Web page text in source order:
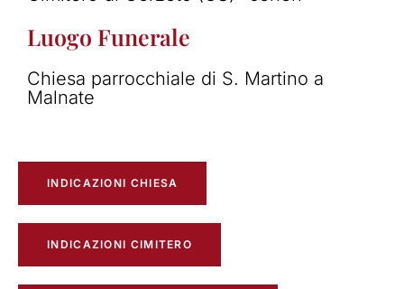
Luogo Funerale
Chiesa parrocchiale di S. Martino a
Malnate
INDICAZIONI CHIESA
INDICAZIONI CIMITERO